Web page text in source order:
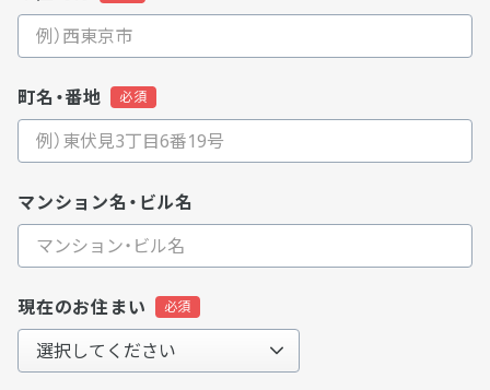
町名・番地
マンション名・ビル名
現在のお住まい